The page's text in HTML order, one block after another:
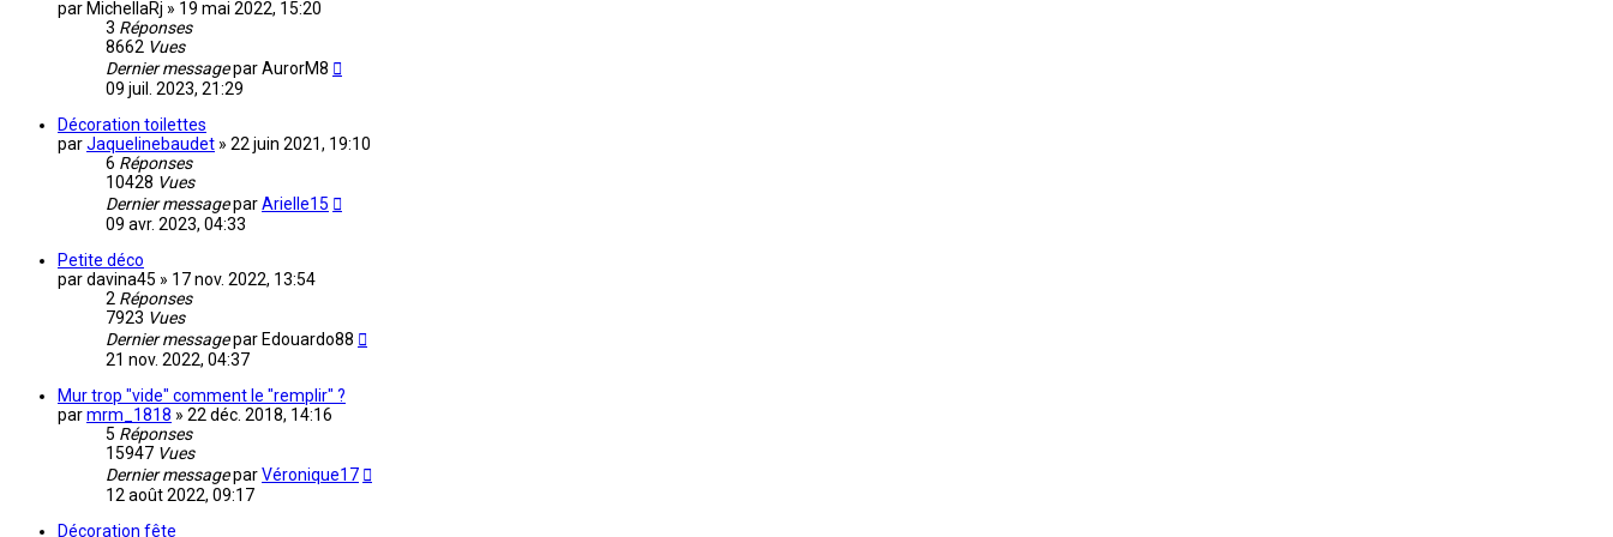
par MichellaRj » 19 mai 2022, 15:20
3 Réponses
8662 Vues
Dernier messageparAurorM8
09 juil. 2023, 21:29
Décoration toilettes
parJaquelinebaudet » 22 juin 2021, 19:10
6 Réponses
10428 Vues
Dernier messageparArielle15
09 avr. 2023, 04:33
Petite déco
pardavina45 » 17 nov. 2022, 13:54
2 Réponses
7923 Vues
Dernier messagepar Edouardo88
21 nov. 2022, 04:37
Mur trop "vide" comment le "remplir" ?
parmrm_1818 » 22 déc. 2018, 14:16
5 Réponses
15947 Vues
Dernier messageparVéronique17
12 août 2022, 09:17
Décoration fête